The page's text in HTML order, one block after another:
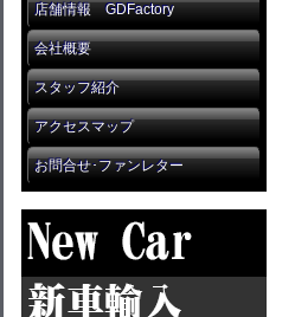
店舗情報 GDFactory
会社概要
スタッフ紹介
アクセスマップ
お問合せ･ファンレター